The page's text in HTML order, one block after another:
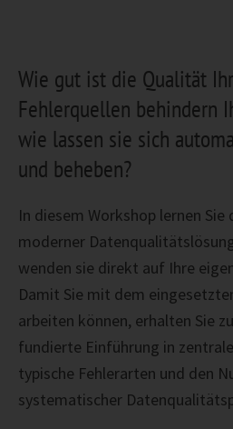
Wie gut ist die Qualität
Fehlerquellen behindern
wie lassen sie sich
und beheben?
In diesem Workshop lernen Sie
moderner
wenden sie direkt auf Ihre
Damit Sie mit dem
arbeiten können, erhalten Sie
fundierte Einführung in
typische Fehlerarten und den
systematischer